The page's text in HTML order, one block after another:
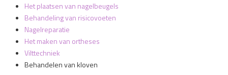
Het plaatsen van nagelbeugels
Behandeling van risicovoeten
Nagelreparatie
Het maken van ortheses
Vilttechniek
Behandelen van kloven